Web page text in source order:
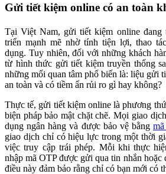
Gửi tiết kiệm online có an toàn
Tại Việt Nam, gửi tiết kiệm online đang
triển mạnh mẽ nhờ tính tiện lợi, thao
dụng. Tuy nhiên, đối với những khách
từ hình thức gửi tiết kiệm truyền thống
những mối quan tâm phổ biến là: liệu gửi
an toàn và có tiềm ẩn rủi ro gì hay không?
Thực tế, gửi tiết kiệm online là phương
biện pháp bảo mật chặt chẽ. Mọi giao
dụng ngân hàng và được bảo vệ bằng
giao dịch chỉ có hiệu lực trong một thời
việc truy cập trái phép. Mỗi khi thực
nhập mã OTP được gửi qua tin nhắn hoặc
điều này đảm bảo rằng chỉ có bạn mới có